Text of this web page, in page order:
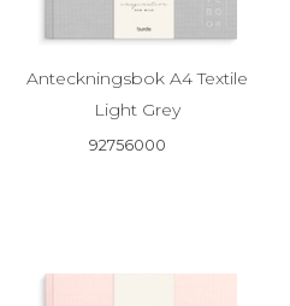
Anteckningsbok A4 Textile
Light Grey
92756000